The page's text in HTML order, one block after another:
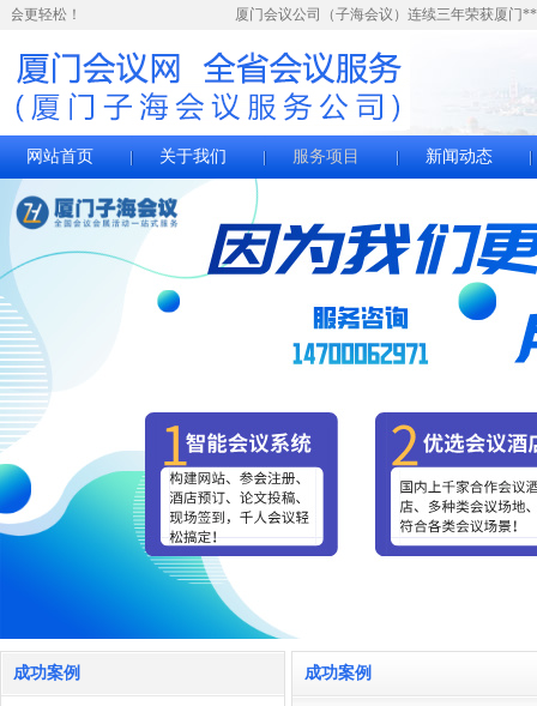
更轻松！ 厦门会议公司（子海会议）连续三年荣获厦门
网站首页 关于我们 服务项目 新闻动态
成功案例 成功案例